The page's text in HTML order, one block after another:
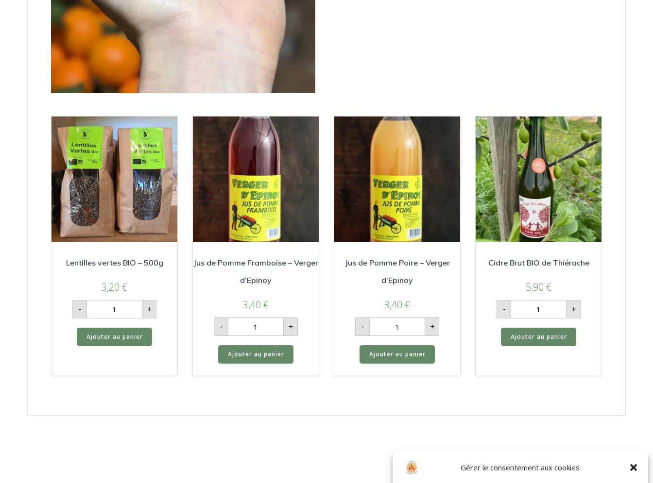
Gérer le consentement aux cookies
Lentilles vertes BIO – 500g
3,20 €
-
quantité
de
Lentilles
-
500g
+
Ajouter au panier
Jus de Pomme Framboise – Verger
d’Epinoy
3,40 €
-
quantité
de
Jus
Pomme
Framboise
-
d’Epinoy
+
Ajouter au panier
Jus de Pomme Poire – Verger
d’Epinoy
3,40 €
-
quantité
de
Jus
Pomme
Poire
-
d’Epinoy
+
Ajouter au panier
Cidre Brut BIO de Thiérache
5,90 €
-
quantité
de
Cidre
de
Thiérache
+
Ajouter au panier